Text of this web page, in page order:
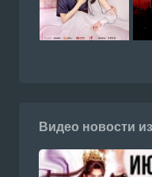
Видео новости